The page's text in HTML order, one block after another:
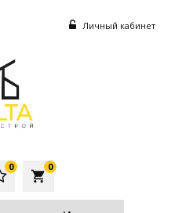
Личный кабинет
local_grocery_store
0
0